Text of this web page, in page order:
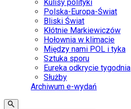
Kulisy polityki
Polska-Europa-Świat
Bliski Świat
Kłótnie Markiewiczów
Hołownia w klimacie
Między nami POL i tyka
Sztuka sporu
Eureka odkrycie tygodnia
Służby
Archiwum e-wydań